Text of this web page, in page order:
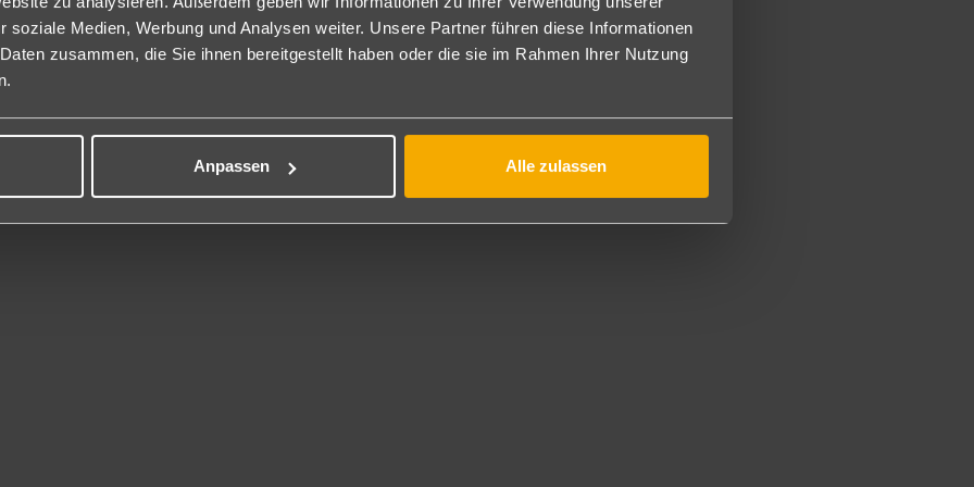
soziale Medien, Werbung und Analysen weiter. Unsere Partner führen diese Informationen
zusammen, die Sie ihnen bereitgestellt haben oder die sie im Rahmen Ihrer Nutzung
Anpassen Alle zulassen
auch zur Alleinbenutzung (DE) buchbar.
Pool-/Meerblick: Bei gleicher Ausstattung wie die Doppelzimmer, sind diese etwas größer (25m²) mit Pool- oder
(DM)
Doppelzimmer Gartenblick: Bei gleicher Ausstattung wie die Doppelzimmer, jedoch geräumiger (30m²) und mit
Meerblick: Ausgestattet wie die Doppelzimmer, jedoch kleiner (22m²) mit einem 180x200cm Bett und Meer- oder
mit Schlafsofa.